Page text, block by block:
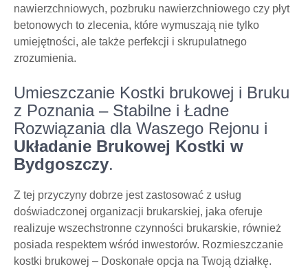
nawierzchniowych, pozbruku nawierzchniowego czy płyt
betonowych to zlecenia, które wymuszają nie tylko
umiejętności, ale także perfekcji i skrupulatnego
zrozumienia.
Umieszczanie Kostki brukowej i Bruku
z Poznania – Stabilne i Ładne
Rozwiązania dla Waszego Rejonu i
Układanie Brukowej Kostki w
Bydgoszczy.
Z tej przyczyny dobrze jest zastosować z usług
doświadczonej organizacji brukarskiej, jaka oferuje
realizuje wszechstronne czynności brukarskie, również
posiada respektem wśród inwestorów. Rozmieszczanie
kostki brukowej – Doskonałe opcja na Twoją działkę.